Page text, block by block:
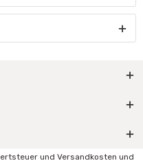
und Versandkosten und